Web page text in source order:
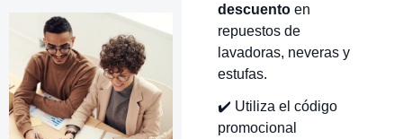
descuentoen
repuestos de
lavadoras, neveras y
estufas.
✔️ Utiliza el código
promocional
Donde encontrar modelo? Servicios de Reparación